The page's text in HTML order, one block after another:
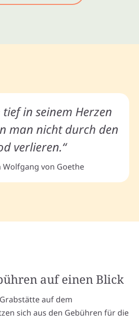
tief in seinem Herzen
man nicht durch den
verlieren.“
Wolfgang von Goethe
auf einen Blick
auf dem
sich aus den Gebühren für die